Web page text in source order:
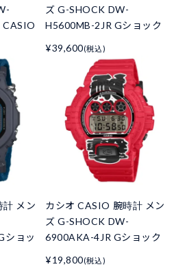
CASIO
ズ G-SHOCK DW-
H5600MB-2JR Gショック
¥39,600(税込)
計 メン
ショッ
カシオ CASIO 腕時計 メン
ズ G-SHOCK DW-
6900AKA-4JR Gショック
¥19,800(税込)